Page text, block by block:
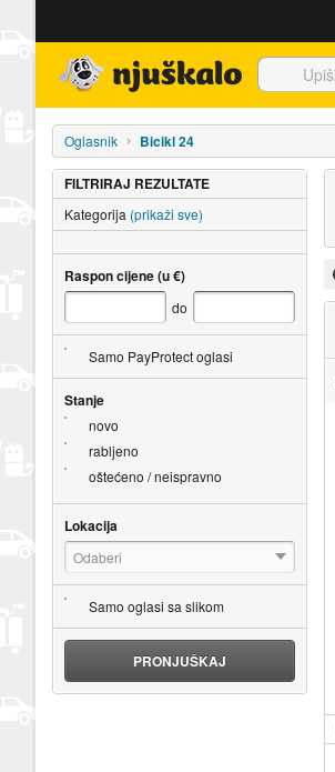
Oglasnik Bicikl 24
FILTRIRAJ REZULTATE
Kategorija (prikaži sve)
Raspon cijene (u €)
do
Samo PayProtect oglasi
Stanje
novo
rabljeno
oštećeno / neispravno
Lokacija
Odaberi
Samo oglasi sa slikom
PRONJUŠKAJ